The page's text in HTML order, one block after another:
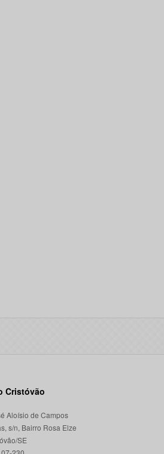
Cristóvão
Aloísio de Campos
s/n, Bairro Rosa Elze
SE